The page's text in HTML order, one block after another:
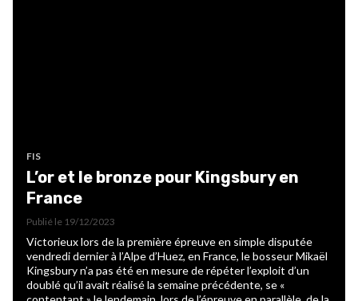
FIS
L’or et le bronze pour Kingsbury en
France
Publié le 19/12/2023
Victorieux lors de la première épreuve en simple disputée
vendredi dernier à l’Alpe d’Huez, en France, le bosseur Mikaël
Kingsbury n’a pas été en mesure de répéter l’exploit d’un
doublé qu’il avait réalisé la semaine précédente, se «